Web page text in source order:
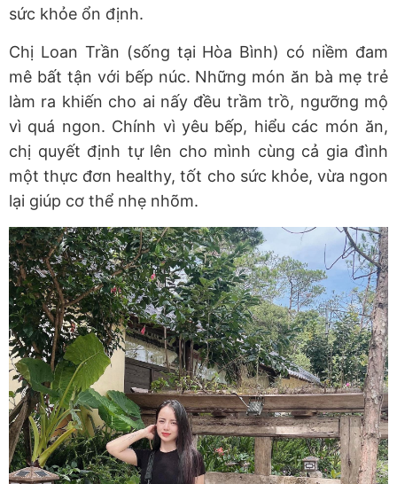
sức khỏe ổn định.
Chị Loan Trần (sống tại Hòa Bình) có niềm đam
mê bất tận với bếp núc. Những món ăn bà mẹ trẻ
làm ra khiến cho ai nấy đều trầm trồ, ngưỡng mộ
vì quá ngon. Chính vì yêu bếp, hiểu các món ăn,
chị quyết định tự lên cho mình cùng cả gia đình
một thực đơn healthy, tốt cho sức khỏe, vừa ngon
lại giúp cơ thể nhẹ nhõm.